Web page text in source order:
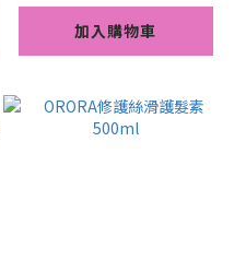
加入購物車